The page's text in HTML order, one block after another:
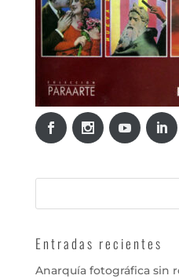
Entradas recientes
Anarquía fotográfica sin